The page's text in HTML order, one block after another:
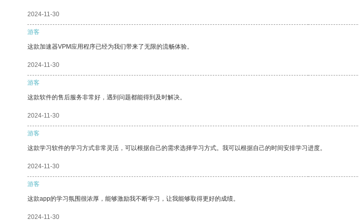
2024-11-30
游客
这款加速器VPM应用程序已经为我们带来了无限的流畅体验。
2024-11-30
游客
这款软件的售后服务非常好，遇到问题都能得到及时解决。
2024-11-30
游客
这款学习软件的学习方式非常灵活，可以根据自己的需求选择学习方式。我可以根据自己的时间安排学习进度。
2024-11-30
游客
这款app的学习氛围很浓厚，能够激励我不断学习，让我能够取得更好的成绩。
2024-11-30